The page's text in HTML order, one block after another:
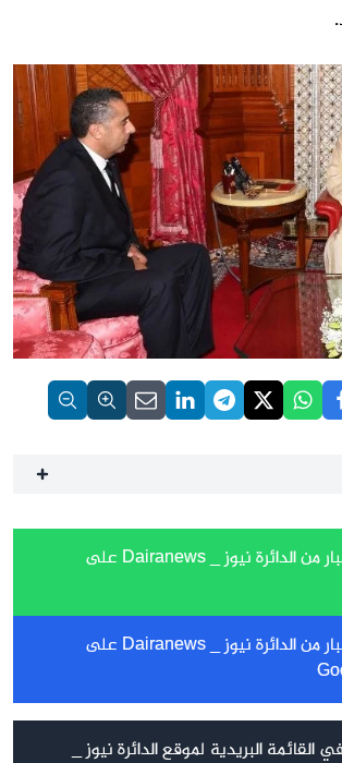
تابع آخر الأخبار من الدائرة نيوز _ Dairanews على
تابع آخر الأخبار من الدائرة نيوز _ Dairanews على
القائمة البريدية لموقع الدائرة نيوز _